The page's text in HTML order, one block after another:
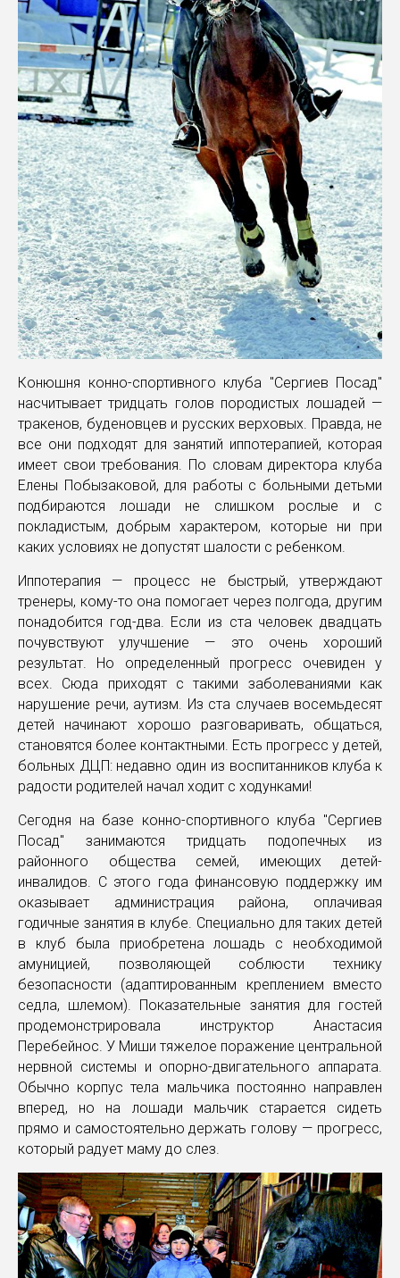
Конюшня конно-спортивного клуба "Сергиев Посад"
насчитывает тридцать голов породистых лошадей —
тракенов, буденовцев и русских верховых. Правда, не
все они подходят для занятий иппотерапией, которая
имеет свои требования. По словам директора клуба
Елены Побызаковой, для работы с больными детьми
подбираются лошади не слишком рослые и с
покладистым, добрым характером, которые ни при
каких условиях не допустят шалости с ребенком.
Иппотерапия — процесс не быстрый, утверждают
тренеры, кому-то она помогает через полгода, другим
понадобится год-два. Если из ста человек двадцать
почувствуют улучшение — это очень хороший
результат. Но определенный прогресс очевиден у
всех. Сюда приходят с такими заболеваниями как
нарушение речи, аутизм. Из ста случаев восемьдесят
детей начинают хорошо разговаривать, общаться,
становятся более контактными. Есть прогресс у детей,
больных ДЦП: недавно один из воспитанников клуба к
радости родителей начал ходит с ходунками!
Сегодня на базе конно-спортивного клуба "Сергиев
Посад" занимаются тридцать подопечных из
районного общества семей, имеющих детей-
инвалидов. С этого года финансовую поддержку им
оказывает администрация района, оплачивая
годичные занятия в клубе. Специально для таких детей
в клуб была приобретена лошадь с необходимой
амуницией, позволяющей соблюсти технику
безопасности (адаптированным креплением вместо
седла, шлемом). Показательные занятия для гостей
продемонстрировала инструктор Анастасия
Перебейнос. У Миши тяжелое поражение центральной
нервной системы и опорно-двигательного аппарата.
Обычно корпус тела мальчика постоянно направлен
вперед, но на лошади мальчик старается сидеть
прямо и самостоятельно держать голову — прогресс,
который радует маму до слез.